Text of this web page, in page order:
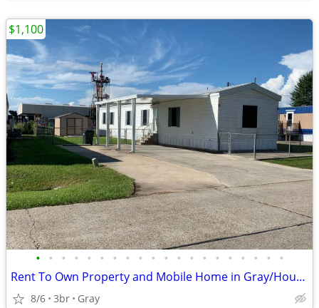
• • • • • • • • • • • • • • • • • • • •
Rent To Own Property and Mobile Home in Gray/Houma
8/6 3br Gray
$1,100